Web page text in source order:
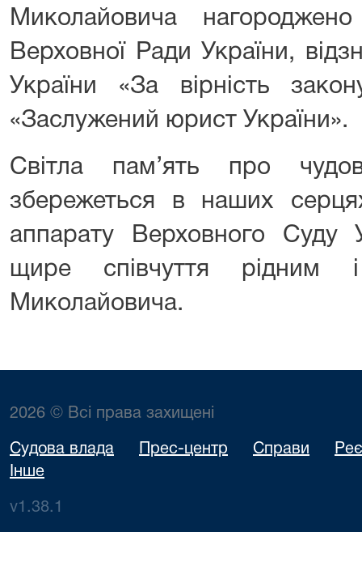
Миколайовича
Верховної Ради України,
України «За вірність
«Заслужений юрист України».
Світла пам’ять про
збережеться в наших
аппарату Верховного Суду
щире співчуття рідним
Миколайовича.
2026 © Всі права захищені
Судова влада Прес-центр Справи
Інше
v1.38.1